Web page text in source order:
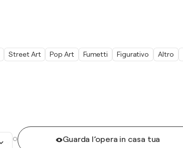
O Guarda l’opera in casa tua
Street Art Pop Art Fumetti Figurativo Altro